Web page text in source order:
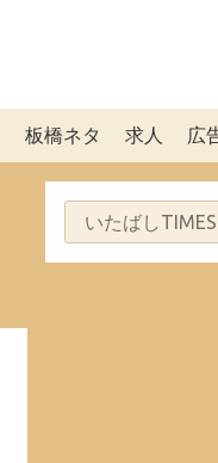
板橋ネタ 求人 広